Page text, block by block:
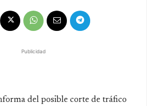
Publicidad
del posible corte de tráfico